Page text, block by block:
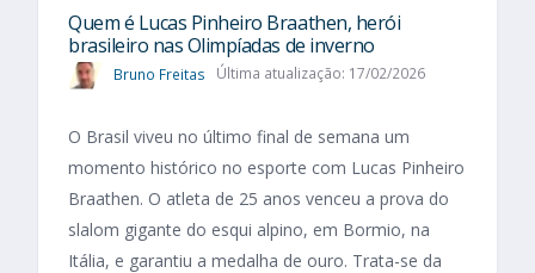
Quem é Lucas Pinheiro Braathen, herói
brasileiro nas Olimpíadas de inverno
Bruno Freitas Última atualização: 17/02/2026
O Brasil viveu no último final de semana um
momento histórico no esporte com Lucas Pinheiro
Braathen. O atleta de 25 anos venceu a prova do
slalom gigante do esqui alpino, em Bormio, na
Itália, e garantiu a medalha de ouro. Trata-se da